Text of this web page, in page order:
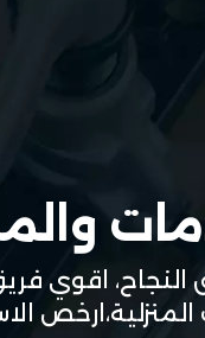
اقوي